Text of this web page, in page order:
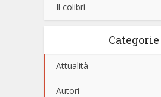
Il colibrì
Categorie
Attualità
Autori